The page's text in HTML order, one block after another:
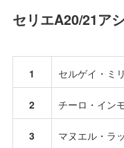
セリエA20/21ア
1 セルゲイ・ミ
2 チーロ・イン
3 マヌエル・ラ